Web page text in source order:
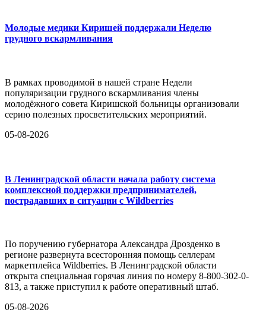
Молодые медики Киришей поддержали Неделю
грудного вскармливания
В рамках проводимой в нашей стране Недели
популяризации грудного вскармливания члены
молодёжного совета Киришской больницы организовали
серию полезных просветительских мероприятий.
05-08-2026
В Ленинградской области начала работу система
комплексной поддержки предпринимателей,
пострадавших в ситуации с Wildberries
По поручению губернатора Александра Дрозденко в
регионе развернута всесторонняя помощь селлерам
маркетплейса Wildberries. В Ленинградской области
открыта специальная горячая линия по номеру 8-800-302-0-
813, а также приступил к работе оперативный штаб.
05-08-2026